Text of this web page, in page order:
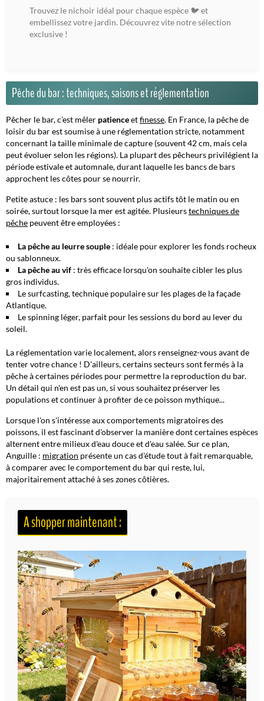
Trouvez le nichoir idéal pour chaque espèce 🐦 et
embellissez votre jardin. Découvrez vite notre sélection
exclusive !
Pêche du bar : techniques, saisons et réglementation
Pêcher le bar, c'est mêler patienceetfinesse. En France, la pêche de
loisir du bar est soumise à une réglementation stricte, notamment
concernant la taille minimale de capture (souvent 42 cm, mais cela
peut évoluer selon les régions). La plupart des pêcheurs privilégient la
période estivale et automnale, durant laquelle les bancs de bars
approchent les côtes pour se nourrir.
Petite astuce : les bars sont souvent plus actifs tôt le matin ou en
soirée, surtout lorsque la mer est agitée. Plusieurstechniques de
pêche peuvent être employées :
La pêche au leurre souple : idéale pour explorer les fonds rocheux
ou sablonneux.
La pêche au vif : très efficace lorsqu'on souhaite cibler les plus
gros individus.
Le surfcasting, technique populaire sur les plages de la façade
Atlantique.
Le spinning léger, parfait pour les sessions du bord au lever du
soleil.
La réglementation varie localement, alors renseignez-vous avant de
tenter votre chance ! D'ailleurs, certains secteurs sont fermés à la
pêche à certaines périodes pour permettre la reproduction du bar.
Un détail qui n'en est pas un, si vous souhaitez préserver les
populations et continuer à profiter de ce poisson mythique...
Lorsque l'on s'intéresse aux comportements migratoires des
poissons, il est fascinant d'observer la manière dont certaines espèces
alternent entre milieux d'eau douce et d'eau salée. Sur ce plan,
Anguille : migration présente un cas d'étude tout à fait remarquable,
à comparer avec le comportement du bar qui reste, lui,
majoritairement attaché à ses zones côtières.
A shopper maintenant :